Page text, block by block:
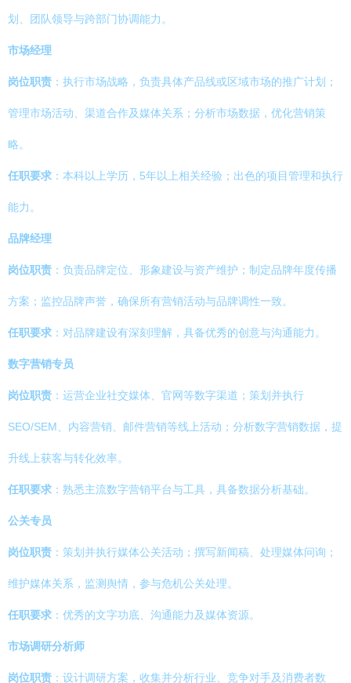
划、团队领导与跨部门协调能力。
市场经理
岗位职责 ：执行市场战略，负责具体产品线或区域市场的推广计划；
管理市场活动、渠道合作及媒体关系；分析市场数据，优化营销策
略。
任职要求 ：本科以上学历，5年以上相关经验；出色的项目管理和执行
能力。
品牌经理
岗位职责 ：负责品牌定位、形象建设与资产维护；制定品牌年度传播
方案；监控品牌声誉，确保所有营销活动与品牌调性一致。
任职要求 ：对品牌建设有深刻理解，具备优秀的创意与沟通能力。
数字营销专员
岗位职责 ：运营企业社交媒体、官网等数字渠道；策划并执行
SEO/SEM、内容营销、邮件营销等线上活动；分析数字营销数据，提
升线上获客与转化效率。
任职要求 ：熟悉主流数字营销平台与工具，具备数据分析基础。
公关专员
岗位职责 ：策划并执行媒体公关活动；撰写新闻稿、处理媒体问询；
维护媒体关系，监测舆情，参与危机公关处理。
任职要求 ：优秀的文字功底、沟通能力及媒体资源。
市场调研分析师
岗位职责 ：设计调研方案，收集并分析行业、竞争对手及消费者数